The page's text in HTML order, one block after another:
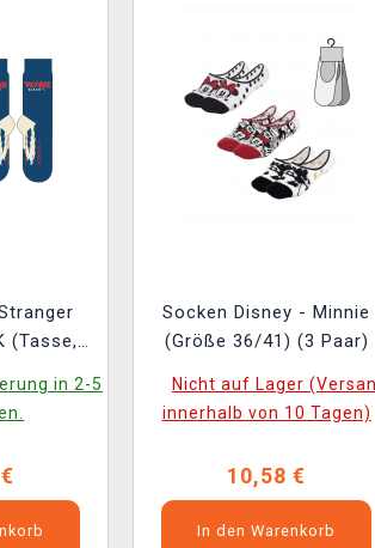
(Tasse,
in 2-5
Socken Disney - Minnie
(Größe 36/41) (3 Paar)
Nicht auf Lager
innerhalb von 10 Tagen)
10,58 €
In den Warenkorb